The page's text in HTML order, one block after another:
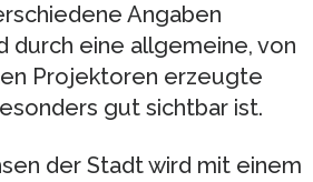
Angaben
durch eine allgemeine, von
Projektoren erzeugte
gut sichtbar ist.
der Stadt wird mit einem